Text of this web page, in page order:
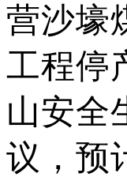
营沙壕
工程停
山安全
议，预